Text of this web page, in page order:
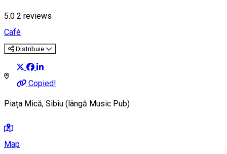
5.0 2 reviews
Café
Distribuie
Copied!
Piața Mică, Sibiu (lângă Music Pub)
Map